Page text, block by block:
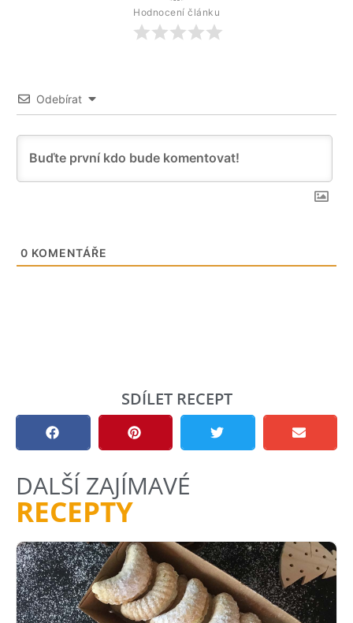
Hodnocení článku
Odebírat
0 KOMENTÁŘE
SDÍLET RECEPT
DALŠÍ ZAJÍMAVÉ
RECEPTY